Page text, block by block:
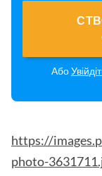
Або
https://
photo-